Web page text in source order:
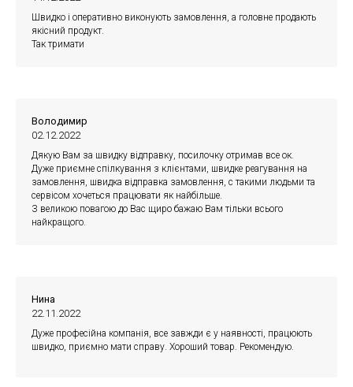
Швидко і оперативно виконують замовлення, а головне продають
якісний продукт.
Так тримати
Володимир
02.12.2022
Дякую Вам за швидку відправку, посилочку отримав все ок.
Дуже приємне спілкування з клієнтами, швидке реагування на
замовлення, швидка відправка замовлення, с такими людьми та
сервісом хочеться працювати як найбільше.
З великою повагою до Вас щиро бажаю Вам тільки всього
найкращого.
Нина
22.11.2022
Дуже професійна компанія, все завжди є у наявності, працюють
швидко, приємно мати справу. Хороший товар. Рекомендую.